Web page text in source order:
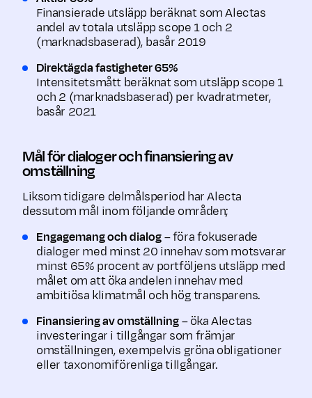
Finansierade utsläpp beräknat som Alectas
andel av totala utsläpp scope 1 och 2
(marknadsbaserad), basår 2019
Direktägda fastigheter 65%
Intensitetsmått beräknat som utsläpp scope 1
och 2 (marknadsbaserad) per kvadratmeter,
basår 2021
Mål för dialoger och finansiering av
omställning
Liksom tidigare delmålsperiod har Alecta
dessutom mål inom följande områden;
Engagemang och dialog– föra fokuserade
dialoger med minst 20 innehav som motsvarar
minst 65% procent av portföljens utsläpp med
målet om att öka andelen innehav med
ambitiösa klimatmål och hög transparens.
Finansiering av omställning– öka Alectas
investeringar i tillgångar som främjar
omställningen, exempelvis gröna obligationer
eller taxonomiförenliga tillgångar.